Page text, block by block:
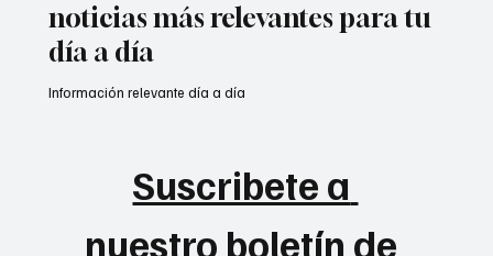
noticias más relevantes para tu
día a día
Suscribete a
nuestro boletín de
Información relevante día a día